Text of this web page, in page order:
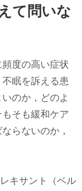
て問いな
度の高い症状
眠を訴える患
のか，どのよ
そも緩和ケア
らないのか，
キサント（ベル